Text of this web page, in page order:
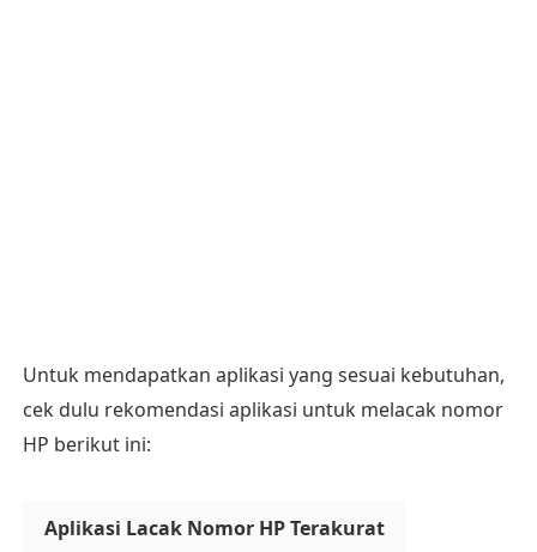
Untuk mendapatkan aplikasi yang sesuai kebutuhan,
cek dulu rekomendasi aplikasi untuk melacak nomor
HP berikut ini:
Aplikasi Lacak Nomor HP Terakurat